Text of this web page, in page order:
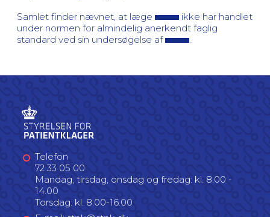
Samlet finder nævnet, at læge
ikke har handlet
under normen for almindelig anerkendt faglig
standard ved sin undersøgelse af
Telefon
72 33 05 00
Mandag, tirsdag, onsdag og fredag: kl. 8.00 -
14.00
Torsdag: kl. 8.00-16.00